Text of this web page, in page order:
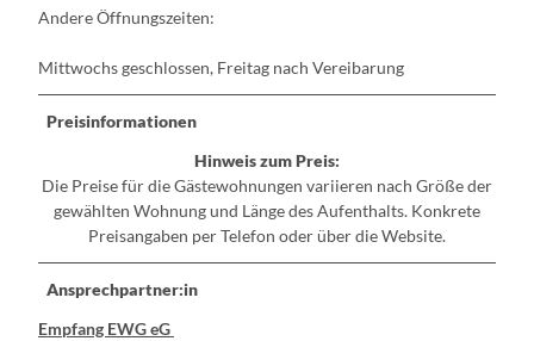
Andere Öffnungszeiten:
Mittwochs geschlossen, Freitag nach Vereibarung
Preisinformationen
Hinweis zum Preis:
Die Preise für die Gästewohnungen variieren nach Größe der
gewählten Wohnung und Länge des Aufenthalts. Konkrete
Preisangaben per Telefon oder über die Website.
Ansprechpartner:in
Empfang EWG eG